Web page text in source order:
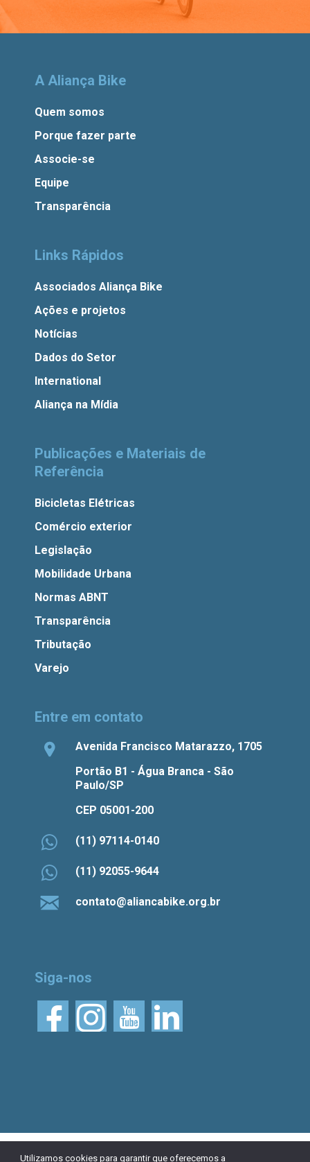
A Aliança Bike
Quem somos
Porque fazer parte
Associe-se
Equipe
Transparência
Links Rápidos
Associados Aliança Bike
Ações e projetos
Notícias
Dados do Setor
International
Aliança na Mídia
Publicações e Materiais de
Referência
Bicicletas Elétricas
Comércio exterior
Legislação
Mobilidade Urbana
Normas ABNT
Transparência
Tributação
Varejo
Entre em contato
Avenida Francisco Matarazzo, 1705
Portão B1 - Água Branca - São
Paulo/SP
CEP 05001-200
(11) 97114-0140
(11) 92055-9644
contato@aliancabike.org.br
Siga-nos
© 2026 Aliança Bike. Esta obra está licenciada
Utilizamos cookies para garantir que oferecemos a